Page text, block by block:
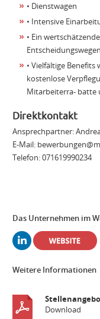
• Dienstwagen
• Intensive
• Ein
Entscheidungswegen
• Vielfältige
kostenlose
Mitarbeiterra- batte
Direktkontakt
Ansprechpartner:
E-Mail:
Telefon: 071619990234
Das Unternehmen im
Weitere Informationen
Download